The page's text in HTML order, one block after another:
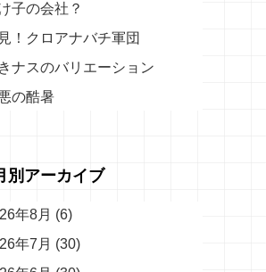
子の会社？
！クロアナバチ軍団
ナスのバリエーション
の酷暑
別アーカイブ
年8月 (6)
年7月 (30)